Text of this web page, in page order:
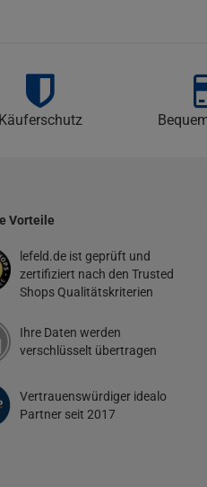
Käuferschutz
Vorteile
lefeld.de ist geprüft und
zertifiziert nach den Trusted
Shops Qualitätskriterien
Ihre Daten werden
verschlüsselt übertragen
Vertrauenswürdiger idealo
Partner seit 2017